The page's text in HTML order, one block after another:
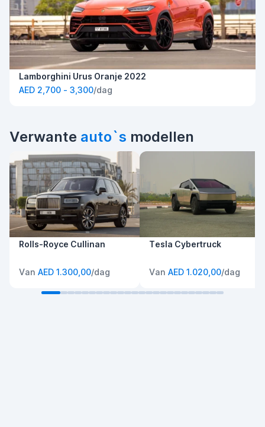
Lamborghini Urus Oranje 2022
AED 2,700 - 3,300/dag
Verwante auto`s modellen
Rolls-Royce Cullinan
Van AED 1.300,00/dag
Tesla Cybertruck
Van AED 1.020,00/dag